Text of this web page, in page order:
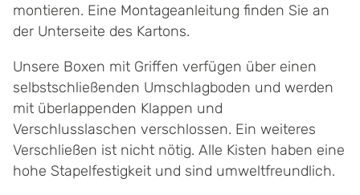
montieren. Eine Montageanleitung finden Sie an
der Unterseite des Kartons.
Unsere Boxen mit Griffen verfügen über einen
selbstschließenden Umschlagboden und werden
mit überlappenden Klappen und
Verschlusslaschen verschlossen. Ein weiteres
Verschließen ist nicht nötig. Alle Kisten haben eine
hohe Stapelfestigkeit und sind umweltfreundlich.